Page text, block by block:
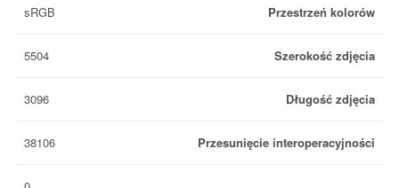
Przestrzeń kolorów
sRGB
Szerokość zdjęcia
5504
Długość zdjęcia
3096
Przesunięcie interoperacyjności
38106